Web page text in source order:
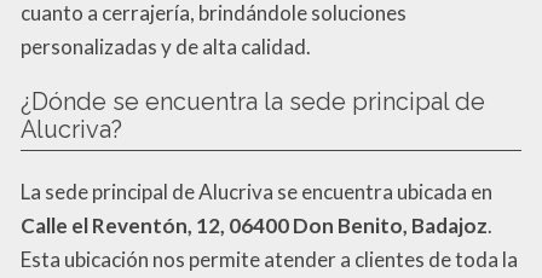
cuanto a cerrajería, brindándole soluciones
personalizadas y de alta calidad.
¿Dónde se encuentra la sede principal de
Alucriva?
La sede principal de Alucriva se encuentra ubicada en
Calle el Reventón, 12, 06400 Don Benito, Badajoz.
Esta ubicación nos permite atender a clientes de toda la